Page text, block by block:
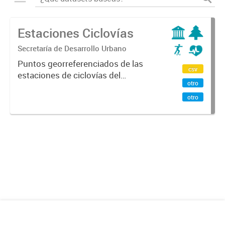
Estaciones Ciclovías
Secretaría de Desarrollo Urbano
Puntos georreferenciados de las
estaciones de ciclovías del
csv
otro
otro